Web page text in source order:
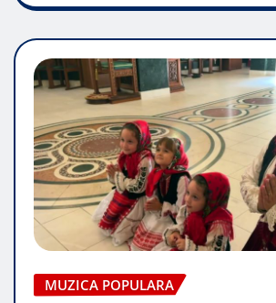
MUZICA POPULARA